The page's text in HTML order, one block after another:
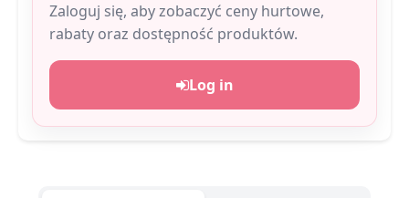
Zaloguj się, aby zobaczyć ceny hurtowe,
rabaty oraz dostępność produktów.
Log in